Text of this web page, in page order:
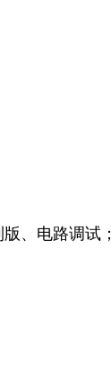
、电路调试；